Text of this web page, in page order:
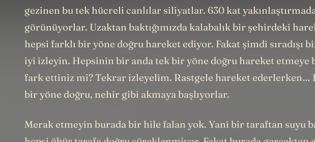
gezinen bu tek hücreli canlılar siliyatlar. 630 kat
görünüyorlar. Uzaktan baktığımızda kalabalık bir şehirdeki
hepsi farklı bir yöne doğru hareket ediyor. Fakat şimdi sıradışı
iyi izleyin. Hepsinin bir anda tek bir yöne doğru hareket etmeye
fark ettiniz mi? Tekrar izleyelim. Rastgele hareket ederlerken…
bir yöne doğru, nehir gibi akmaya başlıyorlar.
Merak etmeyin burada bir hile falan yok. Yani bir taraftan suyu